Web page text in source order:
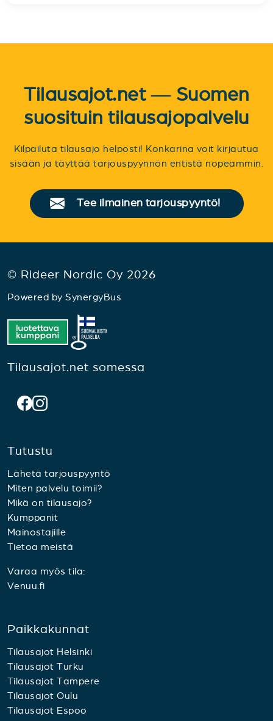
Tilausajot.net — Suomen
suosituin tilausajopalvelu
Kilpailuta tilausajo helposti! Konkarina voit kirjautua
sisään ja täyttää tarjouspyynnön entistä nopeammin.
Tee ilmainen tarjouspyyntö!
© Rideer Nordic Oy 2026
Powered by SynergyBus
Tilausajot.net somessa
Tutustu
Lähetä tarjouspyyntö
Miten palvelu toimii?
Mikä on tilausajo?
Kumppanit
Mainostajille
Tietoa meistä
Varaa myös tila:
Venuu.fi
Paikkakunnat
Tilausajot Helsinki
Tilausajot Turku
Tilausajot Tampere
Tilausajot Oulu
Tilausajot Espoo